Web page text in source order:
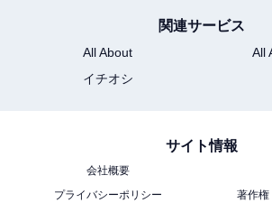
関連サービス
All About
All
イチオシ
サイト情報
会社概要
プライバシーポリシー
著作権